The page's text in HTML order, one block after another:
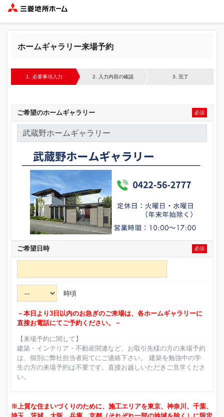
ホームギャラリー来場予約
1. 必要事項入力 2. 入力内容の確認 3. 完了
ご希望のホームギャラリー 必須
ご希望日時 必須
時頃
－本日より3日以内のお急ぎのご来場は、各ホームギャラリーに
直接お電話にてご予約ください。－
【来場予約に関して】
建築・インテリア・不動産関連など、お取引先様の方の来場予約
は、個別に弊社担当者宛てにご連絡下さい。 建築を勉強中の学
生の方の来場予約は不要です。直接お越しいただきご見学くださ
い。
※上質な住まいづくりのために、施工エリアを東京、神奈川、千葉、